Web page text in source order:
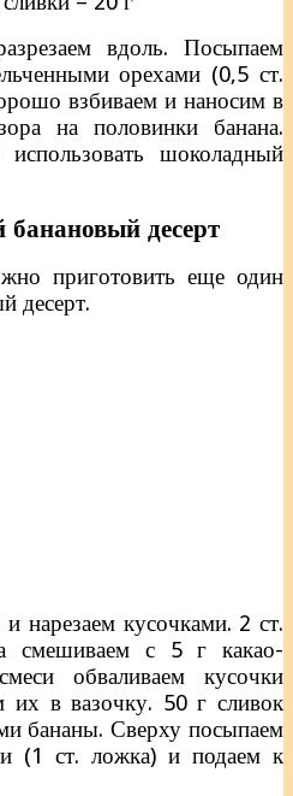
вдоль. Посыпаем
орехами (0,5 ст.
взбиваем и наносим в
на половинки банана.
шоколадный
десерт
приготовить еще один
десерт.
нарезаем кусочками. 2 ст.
смешиваем с 5 г какао-
обваливаем кусочки
их в вазочку. 50 г сливок
бананы. Сверху посыпаем
(1 ст. ложка) и подаем к